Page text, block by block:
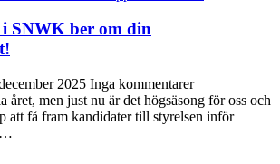
SNWK ber om din
2025 Inga kommentarer
året, men just nu är det högsäsong för oss och
att få fram kandidater till styrelsen inför